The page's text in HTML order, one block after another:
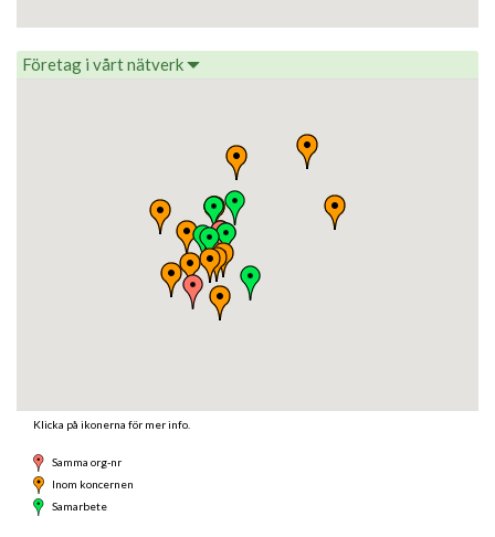
Företag i vårt nätverk
Klicka på ikonerna för mer info.
Samma org-nr
Inom koncernen
Samarbete